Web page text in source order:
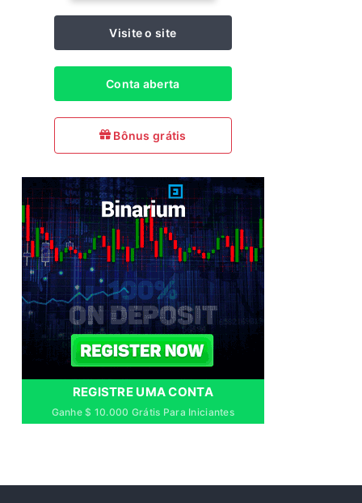
Visite o site
Conta aberta
Bônus grátis
REGISTRE UMA CONTA
Ganhe $ 10.000 Grátis Para Iniciantes